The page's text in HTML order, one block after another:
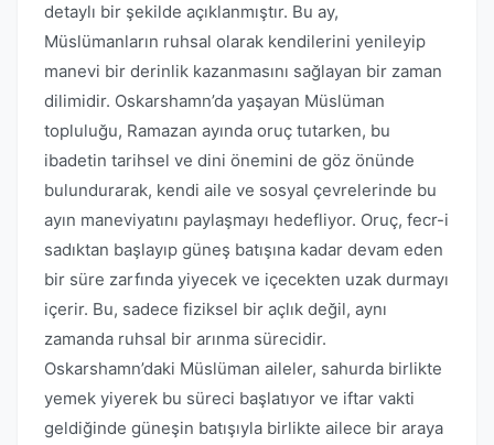
detaylı bir şekilde açıklanmıştır. Bu ay,
Müslümanların ruhsal olarak kendilerini yenileyip
manevi bir derinlik kazanmasını sağlayan bir zaman
dilimidir. Oskarshamn’da yaşayan Müslüman
topluluğu, Ramazan ayında oruç tutarken, bu
ibadetin tarihsel ve dini önemini de göz önünde
bulundurarak, kendi aile ve sosyal çevrelerinde bu
ayın maneviyatını paylaşmayı hedefliyor. Oruç, fecr-i
sadıktan başlayıp güneş batışına kadar devam eden
bir süre zarfında yiyecek ve içecekten uzak durmayı
içerir. Bu, sadece fiziksel bir açlık değil, aynı
zamanda ruhsal bir arınma sürecidir.
Oskarshamn’daki Müslüman aileler, sahurda birlikte
yemek yiyerek bu süreci başlatıyor ve iftar vakti
geldiğinde güneşin batışıyla birlikte ailece bir araya